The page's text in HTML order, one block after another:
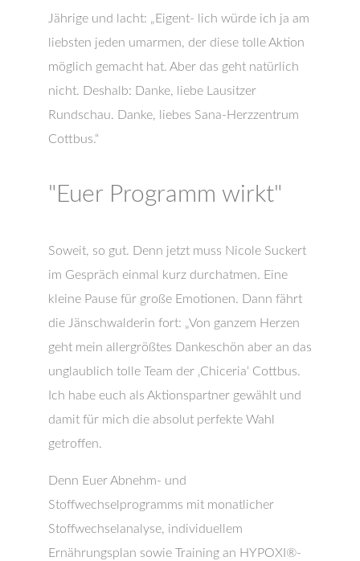
Jährige und lacht: „Eigent- lich würde ich ja am
liebsten jeden umarmen, der diese tolle Aktion
möglich gemacht hat. Aber das geht natürlich
nicht. Deshalb: Danke, liebe Lausitzer
Rundschau. Danke, liebes Sana-Herzzentrum
Cottbus.“
"Euer Programm wirkt"
Soweit, so gut. Denn jetzt muss Nicole Suckert
im Gespräch einmal kurz durchatmen. Eine
kleine Pause für große Emotionen. Dann fährt
die Jänschwalderin fort: „Von ganzem Herzen
geht mein allergrößtes Dankeschön aber an das
unglaublich tolle Team der ‚Chiceria‘ Cottbus.
Ich habe euch als Aktionspartner gewählt und
damit für mich die absolut perfekte Wahl
getroffen.
Denn Euer Abnehm- und
Stoffwechselprogramms mit monatlicher
Stoffwechselanalyse, individuellem
Ernährungsplan sowie Training an HYPOXI®-